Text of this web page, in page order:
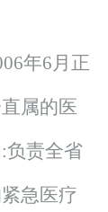
年6月正
直属的医
:负责全省
急医疗